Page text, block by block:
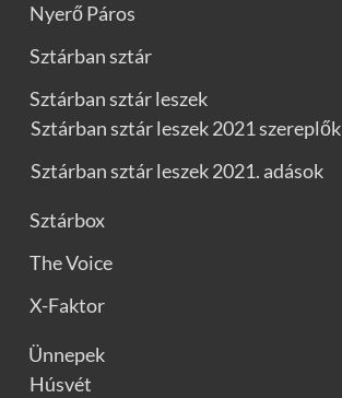
Nyerő Páros
Sztárban sztár
Sztárban sztár leszek
Sztárban sztár leszek 2021 szereplők
Sztárban sztár leszek 2021. adások
Sztárbox
The Voice
X-Faktor
Ünnepek
Húsvét